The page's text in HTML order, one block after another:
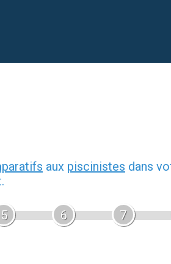
aux piscinistes dans
5 6 7